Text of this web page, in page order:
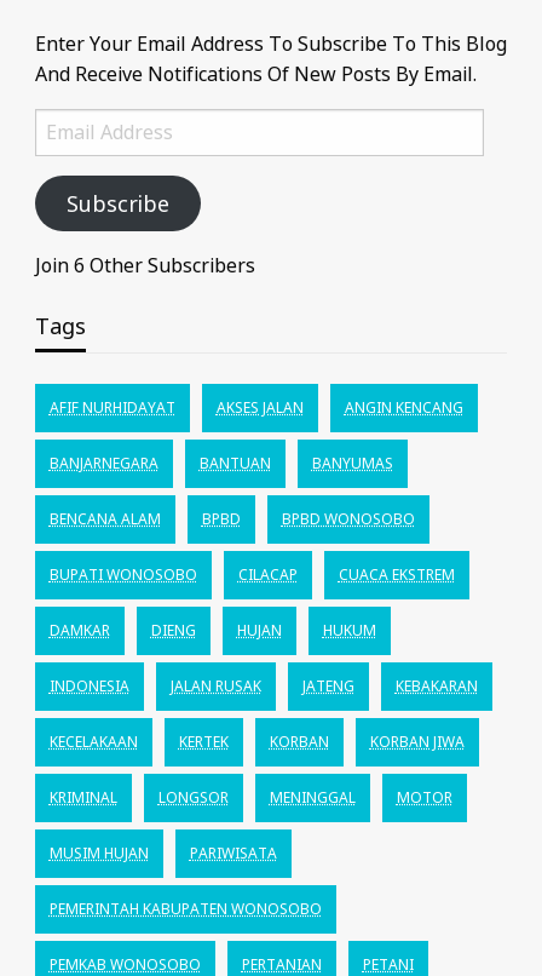
Enter Your Email Address To Subscribe To This Blog
And Receive Notifications Of New Posts By Email.
Email
Address
Subscribe
Join 6 Other Subscribers
Tags
AFIF NURHIDAYAT AKSES JALAN ANGIN KENCANG
BANJARNEGARA BANTUAN BANYUMAS
BENCANA ALAM BPBD BPBD WONOSOBO
BUPATI WONOSOBO CILACAP CUACA EKSTREM
DAMKAR DIENG HUJAN HUKUM
INDONESIA JALAN RUSAK JATENG KEBAKARAN
KECELAKAAN KERTEK KORBAN KORBAN JIWA
KRIMINAL LONGSOR MENINGGAL MOTOR
MUSIM HUJAN PARIWISATA
PEMERINTAH KABUPATEN WONOSOBO
PEMKAB WONOSOBO PERTANIAN PETANI